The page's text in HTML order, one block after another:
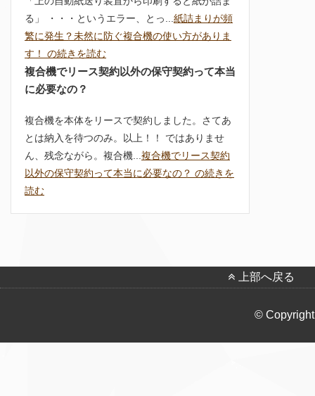
る」 ・・・というエラー、とっ... 紙詰まりが頻
繁に発生？未然に防ぐ複合機の使い方がありま
す！ の続きを読む
複合機でリース契約以外の保守契約って本当
に必要なの？
複合機を本体をリースで契約しました。さてあ
とは納入を待つのみ。以上！！ ではありませ
ん、残念ながら。複合機... 複合機でリース契約
以外の保守契約って本当に必要なの？ の続きを
読む
上部へ戻る
©